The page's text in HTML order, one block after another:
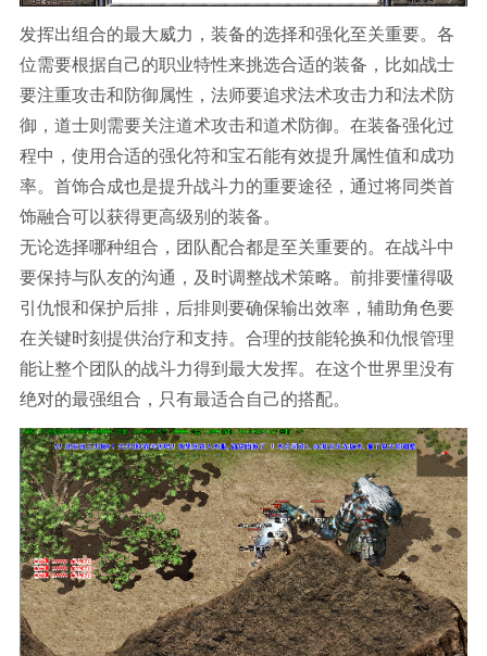
发挥出组合的最大威力，装备的选择和强化至关重要。各
位需要根据自己的职业特性来挑选合适的装备，比如战士
要注重攻击和防御属性，法师要追求法术攻击力和法术防
御，道士则需要关注道术攻击和道术防御。在装备强化过
程中，使用合适的强化符和宝石能有效提升属性值和成功
率。首饰合成也是提升战斗力的重要途径，通过将同类首
饰融合可以获得更高级别的装备。
无论选择哪种组合，团队配合都是至关重要的。在战斗中
要保持与队友的沟通，及时调整战术策略。前排要懂得吸
引仇恨和保护后排，后排则要确保输出效率，辅助角色要
在关键时刻提供治疗和支持。合理的技能轮换和仇恨管理
能让整个团队的战斗力得到最大发挥。在这个世界里没有
绝对的最强组合，只有最适合自己的搭配。